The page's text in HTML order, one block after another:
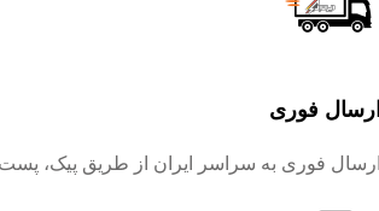
فوری
فوری به سراسر ایران از طریق پیک،